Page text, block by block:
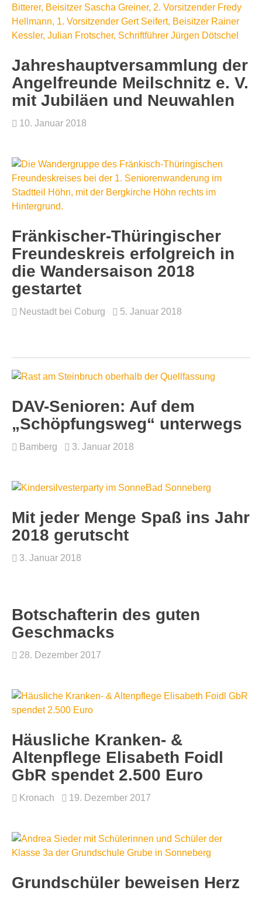
Jahreshauptversammlung der
Angelfreunde Meilschnitz e. V.
mit Jubiläen und Neuwahlen
10. Januar 2018
Fränkischer-Thüringischer
Freundeskreis erfolgreich in
die Wandersaison 2018
gestartet
Neustadt bei Coburg 5. Januar 2018
DAV-Senioren: Auf dem
„Schöpfungsweg“ unterwegs
Bamberg 3. Januar 2018
Mit jeder Menge Spaß ins Jahr
2018 gerutscht
3. Januar 2018
Botschafterin des guten
Geschmacks
28. Dezember 2017
Häusliche Kranken- &
Altenpflege Elisabeth Foidl
GbR spendet 2.500 Euro
Kronach 19. Dezember 2017
Grundschüler beweisen Herz